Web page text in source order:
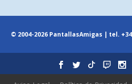
© 2004-2026 PantallasAmigas | tel.